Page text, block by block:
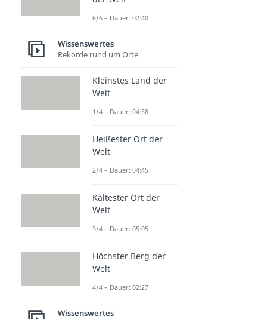
6/6 – Dauer: 02:40
Wissenswertes
Rekorde rund um Orte
Kleinstes Land der
Welt
1/4 – Dauer: 04:38
Heißester Ort der
Welt
2/4 – Dauer: 04:45
Kältester Ort der
Welt
3/4 – Dauer: 05:05
Höchster Berg der
Welt
4/4 – Dauer: 02:27
Wissenswertes